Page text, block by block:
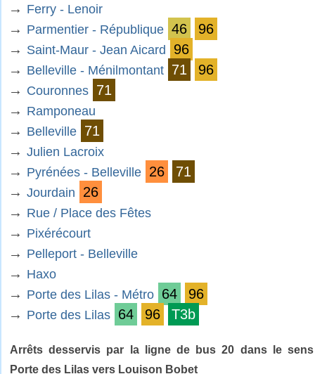
→ Ferry - Lenoir
→ Parmentier - République 46
96
→ Saint-Maur - Jean Aicard
96
→ Belleville - Ménilmontant 71
96
→ Couronnes 71
→ Ramponeau
→ Belleville 71
→ Julien Lacroix
→ Pyrénées - Belleville 26
71
→ Jourdain
26
→ Rue / Place des Fêtes
→ Pixérécourt
→ Pelleport - Belleville
→ Haxo
→ Porte des Lilas - Métro 64
96
→ Porte des Lilas 64 96 T3b
Arrêts desservis par la ligne de bus 20 dans le sens
Porte des Lilas vers Louison Bobet